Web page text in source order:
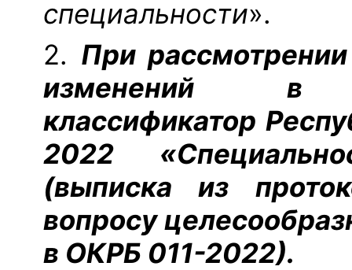
специальности».
2. При
изменений в
классификатор
2022
(выписка из
вопросу
в ОКРБ 011-2022).